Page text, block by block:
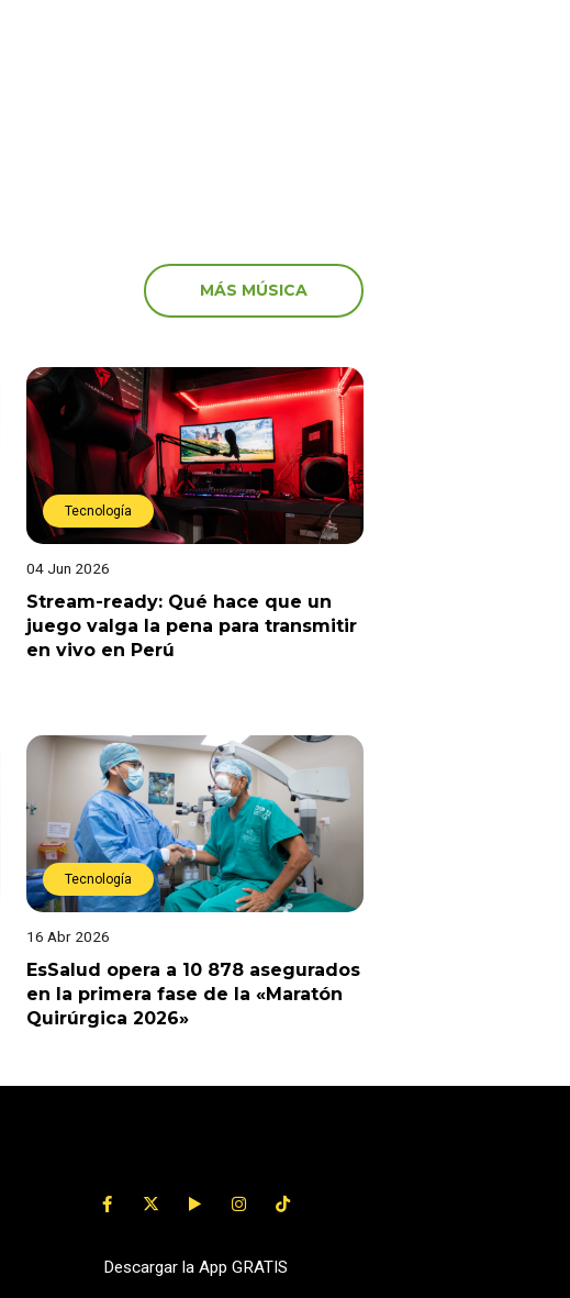
MÁS MÚSICA
Tecnología
04 Jun 2026
Stream-ready: Qué hace que un
juego valga la pena para transmitir
en vivo en Perú
Tecnología
16 Abr 2026
EsSalud opera a 10 878 asegurados
en la primera fase de la «Maratón
Quirúrgica 2026»
Descargar la App GRATIS